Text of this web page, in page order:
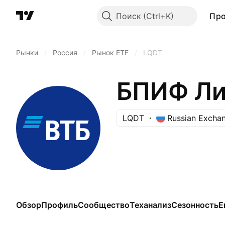
Поиск
Рынки Россия Рынок ETF LQDT
БПИФ
LQDT Russian
ОбзорПрофильСообществоТеханализСезонность